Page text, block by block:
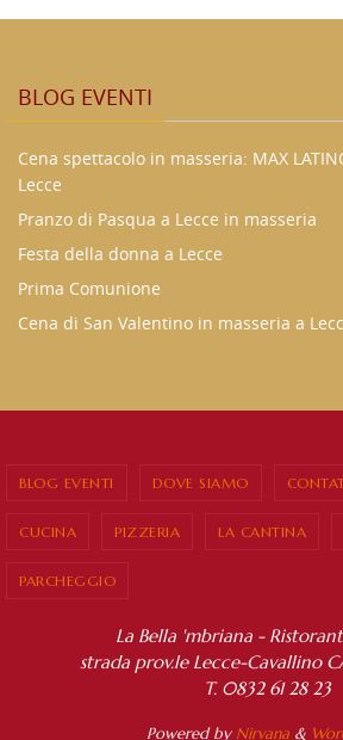
BLOG EVENTI
Cena spettacolo in masseria: MAX
Lecce
Pranzo di Pasqua a Lecce in masseria
Festa della donna a Lecce
Prima Comunione
Cena di San Valentino in masseria a
BLOG EVENTI DOVE SIAMO
CUCINA PIZZERIA LA CANTINA
PARCHEGGIO
La Bella 'mbriana -
strada prov.le Lecce-Cavallino
T. 0832 61 28 23
Powered by Nirvana&